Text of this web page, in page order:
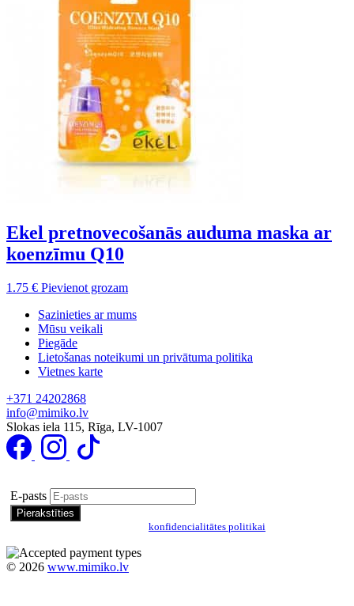
Ekel pretnovecošanās auduma maska ar
koenzīmu Q10
1.75 € Pievienot grozam
Sazinieties ar mums
Mūsu veikali
Piegāde
Lietošanas noteikumi un privātuma politika
Vietnes karte
+371 24202868
info@mimiko.lv
Slokas iela 115, Rīga, LV-1007
E-pasts
konfidencialitātes politikai
© 2026 www.mimiko.lv